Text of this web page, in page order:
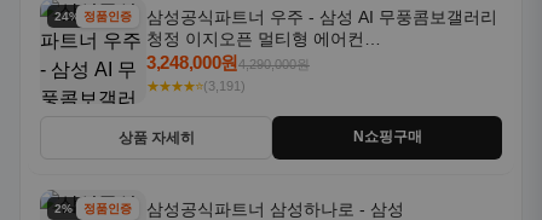
24% 할인정품인증
삼성공식파트너 우주 - 삼성 AI 무풍콤보갤러리
청정 이지오픈 멀티형 에어컨
AF80F17D22WRS 기본설치포함
3,248,000원4,290,000원
★★★★⭐(3,191)
상품 자세히 N쇼핑구매
2% 할인정품인증
삼성공식파트너 삼성하나로 - 삼성